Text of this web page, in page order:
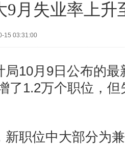
9月失业率上升
15 03:31:00
10月9日公布的最
了1.2万个职位，
职位中大部分为兼